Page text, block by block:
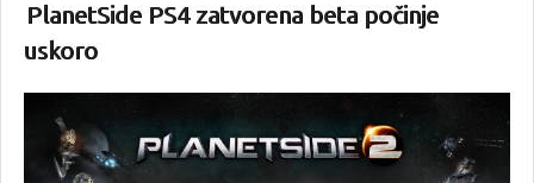
PlanetSide PS4 zatvorena beta počinje
uskoro